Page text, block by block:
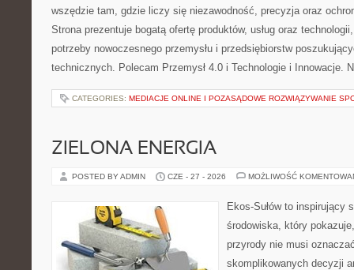
wszędzie tam, gdzie liczy się niezawodność, precyzja oraz
Strona prezentuje bogatą ofertę produktów, usług oraz
potrzeby nowoczesnego przemysłu i przedsiębiorstw
technicznych. Polecam Przemysł 4.0 i Technologie i Innowacje.
CATEGORIES: MEDIACJE ONLINE I POZASĄDOWE ROZWIĄZYWANIE
ZIELONA ENERGIA
POSTED BY ADMIN CZE - 27 - 2026 MOŻLIWOŚĆ
Ekos-Sułów to inspirujący
środowiska, który
przyrody nie musi
skomplikowanych decyzji